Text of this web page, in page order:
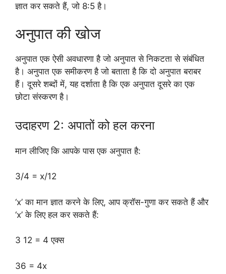
ज्ञात कर सकते हैं, जो 8:5 है।
अनुपात की खोज
अनुपात एक ऐसी अवधारणा है जो अनुपात से निकटता से संबंधित
है। अनुपात एक समीकरण है जो बताता है कि दो अनुपात बराबर
हैं। दूसरे शब्दों में, यह दर्शाता है कि एक अनुपात दूसरे का एक
छोटा संस्करण है।
उदाहरण 2: अपातों को हल करना
मान लीजिए कि आपके पास एक अनुपात है:
3/4 = x/12
‘x’ का मान ज्ञात करने के लिए, आप क्रॉस-गुणा कर सकते हैं और
‘x’ के लिए हल कर सकते हैं:
3 12 = 4 एक्स
36 = 4x